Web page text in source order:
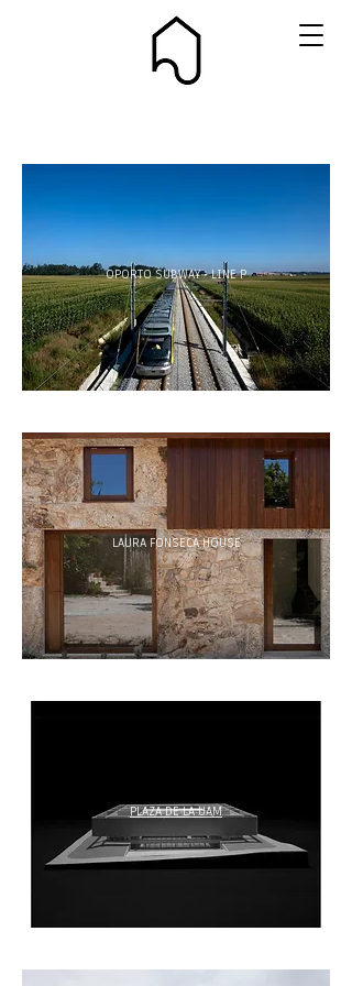
OPORTO SUBWAY - LINE P
LAURA FONSECA HOUSE
PLAZA DE LA UAM